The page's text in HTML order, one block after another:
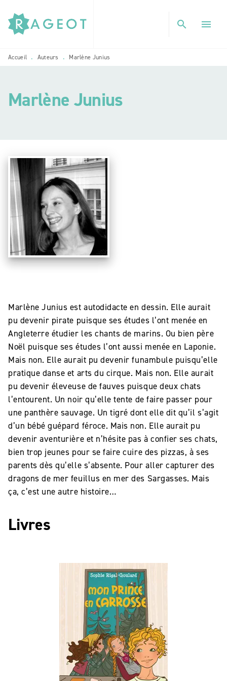
MENU RECHERCHE
PIED DE PAGE
search menu
Accueil • Auteurs • Marlène Junius
Marlène Junius
Marlène Junius est autodidacte en dessin. Elle aurait
pu devenir pirate puisque ses études l’ont menée en
Angleterre étudier les chants de marins. Ou bien père
Noël puisque ses études l’ont aussi menée en Laponie.
Mais non. Elle aurait pu devenir funambule puisqu’elle
pratique danse et arts du cirque. Mais non. Elle aurait
pu devenir éleveuse de fauves puisque deux chats
l’entourent. Un noir qu’elle tente de faire passer pour
une panthère sauvage. Un tigré dont elle dit qu’il s’agit
d’un bébé guépard féroce. Mais non. Elle aurait pu
devenir aventurière et n’hésite pas à confier ses chats,
bien trop jeunes pour se faire cuire des pizzas, à ses
parents dès qu’elle s’absente. Pour aller capturer des
dragons de mer feuillus en mer des Sargasses. Mais
ça, c’est une autre histoire…
Livres